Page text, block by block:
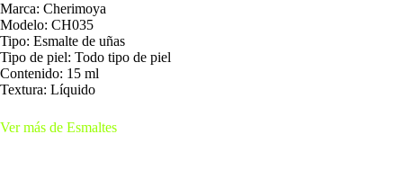
Marca: Cherimoya
Modelo: CH035
Tipo: Esmalte de uñas
Tipo de piel: Todo tipo de piel
Contenido: 15 ml
Textura: Líquido
Ver más de Esmaltes